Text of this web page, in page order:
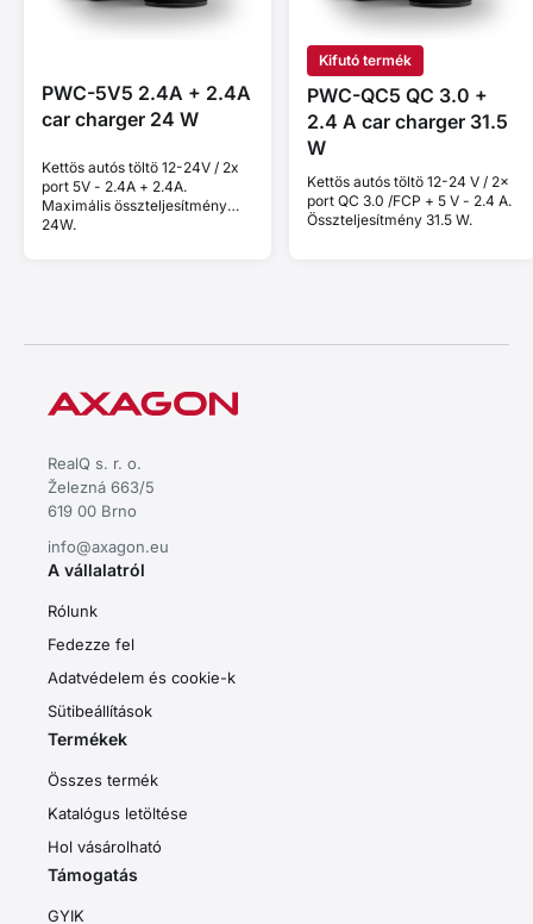
PWC-5V5 2.4A + 2.4A
car charger 24 W
Kettös autós töltö 12-24V / 2x
port 5V - 2.4A + 2.4A.
Maximális összteljesítmény
24W.
Kifutó termék
PWC-QC5 QC 3.0 +
2.4 A car charger 31.5
W
Kettös autós töltö 12-24 V / 2×
port QC 3.0 /FCP + 5 V - 2.4 A.
Összteljesítmény 31.5 W.
RealQ s. r. o.
Železná 663/5
619 00 Brno
info@axagon.eu
A vállalatról
Rólunk
Fedezze fel
Adatvédelem és cookie-k
Sütibeállítások
Termékek
Összes termék
Katalógus letöltése
Hol vásárolható
Támogatás
GYIK